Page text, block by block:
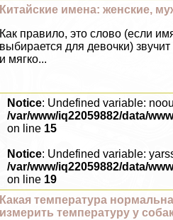
Китайские имена: женские,
Как правило, это слово (если
выбирается для дeвoчки)
и мягко...
Notice: Undefined variable:
/var/www/iq22059882/data/
on line 15
Notice: Undefined variable:
/var/www/iq22059882/data/
on line 19
Какая температура
измерить температуру у